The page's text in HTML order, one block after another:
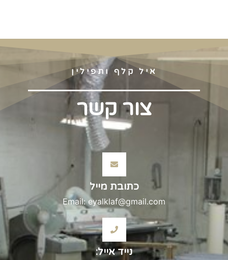
איל קלף ותפילין
צור קשר
כתובת מייל
Email: eyalklaf@gmail.com
נייד אייל: